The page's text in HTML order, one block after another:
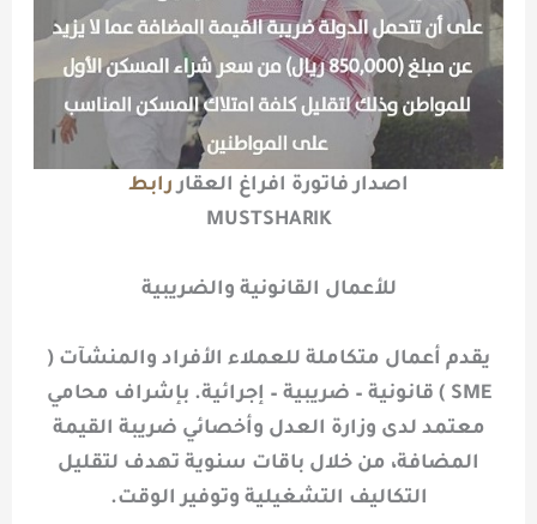
اصدار فاتورة افراغ العقاررابط
MUSTSHARIK
للأعمال القانونية والضريبية
يقدم أعمال متكاملة للعملاء الأفراد والمنشآت (
SME ) قانونية – ضريبية – إجرائية. بإشراف محامي
معتمد لدى وزارة العدل وأخصائي ضريبة القيمة
المضافة، من خلال باقات سنوية تهدف لتقليل
التكاليف التشغيلية وتوفير الوقت.